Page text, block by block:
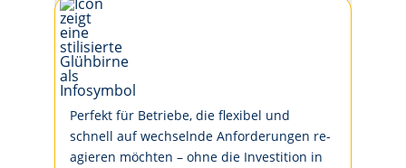
Per­fekt für Be­trie­be, die fle­xi­bel und
schnell auf wech­seln­de An­for­de­run­gen re­
a­gie­ren möch­ten – oh­ne die In­ves­ti­ti­on in